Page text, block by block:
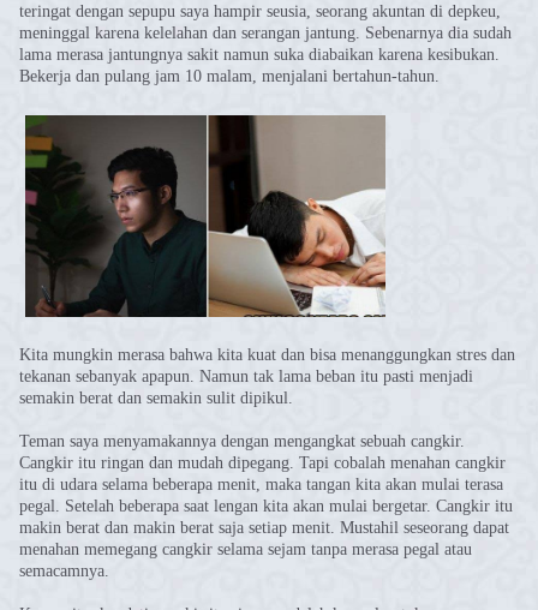
teringat dengan sepupu saya hampir seusia, seorang akuntan di depkeu,
meninggal karena kelelahan dan serangan jantung. Sebenarnya dia sudah
lama merasa jantungnya sakit namun suka diabaikan karena kesibukan.
Bekerja dan pulang jam 10 malam, menjalani bertahun-tahun.
Kita mungkin merasa bahwa kita kuat dan bisa menanggungkan stres dan
tekanan sebanyak apapun. Namun tak lama beban itu pasti menjadi
semakin berat dan semakin sulit dipikul.
Teman saya menyamakannya dengan mengangkat sebuah cangkir.
Cangkir itu ringan dan mudah dipegang. Tapi cobalah menahan cangkir
itu di udara selama beberapa menit, maka tangan kita akan mulai terasa
pegal. Setelah beberapa saat lengan kita akan mulai bergetar. Cangkir itu
makin berat dan makin berat saja setiap menit. Mustahil seseorang dapat
menahan memegang cangkir selama sejam tanpa merasa pegal atau
semacamnya.